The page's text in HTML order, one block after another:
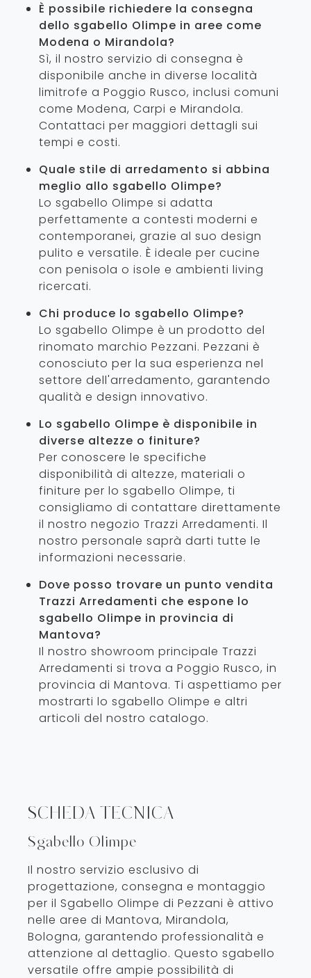
È possibile richiedere la consegna
dello sgabello Olimpe in aree come
Modena o Mirandola?
Sì, il nostro servizio di consegna è
disponibile anche in diverse località
limitrofe a Poggio Rusco, inclusi comuni
come Modena, Carpi e Mirandola.
Contattaci per maggiori dettagli sui
tempi e costi.
Quale stile di arredamento si abbina
meglio allo sgabello Olimpe?
Lo sgabello Olimpe si adatta
perfettamente a contesti moderni e
contemporanei, grazie al suo design
pulito e versatile. È ideale per cucine
con penisola o isole e ambienti living
ricercati.
Chi produce lo sgabello Olimpe?
Lo sgabello Olimpe è un prodotto del
rinomato marchio Pezzani. Pezzani è
conosciuto per la sua esperienza nel
settore dell'arredamento, garantendo
qualità e design innovativo.
Lo sgabello Olimpe è disponibile in
diverse altezze o finiture?
Per conoscere le specifiche
disponibilità di altezze, materiali o
finiture per lo sgabello Olimpe, ti
consigliamo di contattare direttamente
il nostro negozio Trazzi Arredamenti. Il
nostro personale saprà darti tutte le
informazioni necessarie.
Dove posso trovare un punto vendita
Trazzi Arredamenti che espone lo
sgabello Olimpe in provincia di
Mantova?
Il nostro showroom principale Trazzi
Arredamenti si trova a Poggio Rusco, in
provincia di Mantova. Ti aspettiamo per
mostrarti lo sgabello Olimpe e altri
articoli del nostro catalogo.
SCHEDA TECNICA
Sgabello Olimpe
Il nostro servizio esclusivo di
progettazione, consegna e montaggio
per il Sgabello Olimpe di Pezzani è attivo
nelle aree di Mantova, Mirandola,
Bologna, garantendo professionalità e
attenzione al dettaglio. Questo sgabello
versatile offre ampie possibilità di